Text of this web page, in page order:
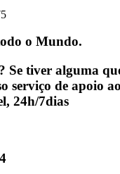
o Mundo.
Se tiver alguma
serviço de apoio
24h/7dias